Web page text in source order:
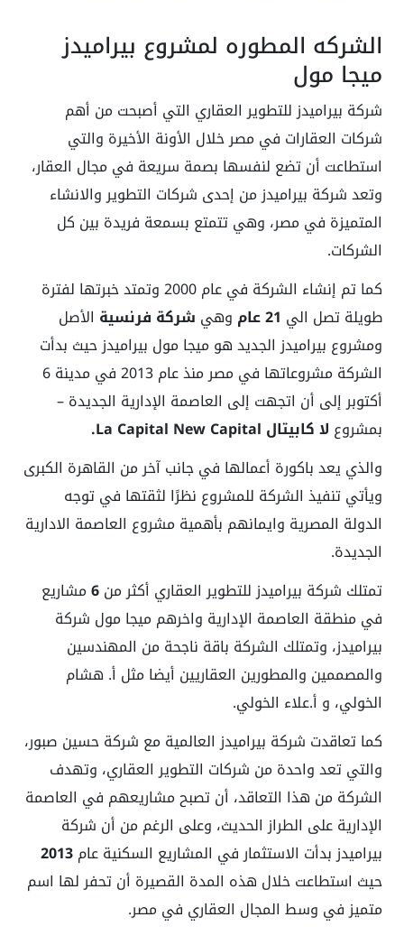
الشركه المطوره لمشروع بيراميدز
ميجا مول
شركة بيراميدز للتطوير العقاري التي أصبحت من أهم
شركات العقارات في مصر خلال الأونة الأخيرة والتي
استطاعت أن تضع لنفسها بصمة سريعة في مجال العقار،
وتعد شركة بيراميدز من إحدى شركات التطوير والانشاء
المتميزة في مصر، وهي تتمتع بسمعة فريدة بين كل
الشركات.
كما تم إنشاء الشركة في عام 2000 وتمتد خبرتها لفترة
طويلة تصل الي 21 عام وهي شركة فرنسية الأصل
ومشروع بيراميدز الجديد هو ميجا مول بيراميدز حيث بدأت
الشركة مشروعاتها في مصر منذ عام 2013 في مدينة 6
أكتوبر إلى أن اتجهت إلى العاصمة الإدارية الجديدة –
بمشروع لا كابيتال La Capital New Capital.
والذي يعد باكورة أعمالها في جانب آخر من القاهرة الكبرى
ويأتي تنفيذ الشركة للمشروع نظرًا لثقتها في توجه
الدولة المصرية وايمانهم بأهمية مشروع العاصمة الادارية
الجديدة.
تمتلك شركة بيراميدز للتطوير العقاري أكثر من6مشاريع
في منطقة العاصمة الإدارية واخرهم ميجا مول شركة
بيراميدز، وتمتلك الشركة باقة ناجحة من المهندسين
والمصممين والمطورين العقاريين أيضا مثل أ. هشام
الخولي، و أ.علاء الخولي.
كما تعاقدت شركة بيراميدز العالمية مع شركة حسين صبور،
والتي تعد واحدة من شركات التطوير العقاري، وتهدف
الشركة من هذا التعاقد، أن تصبح مشاريعهم في العاصمة
الإدارية على الطراز الحديث، وعلى الرغم من أن شركة
بيراميدز بدأت الاستثمار في المشاريع السكنية عام2013
حيث استطاعت خلال هذه المدة القصيرة أن تحفر لها اسم
متميز في وسط المجال العقاري في مصر.